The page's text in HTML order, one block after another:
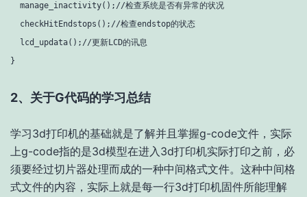
manage_inactivity();//检查系统是否有异常的状况
checkHitEndstops();//检查endstop的状态
lcd_updata();//更新LCD的讯息
2、关于G代码的学习总结
学习3d打印机的基础就是了解并且掌握g-code文件，实际
上g-code指的是3d模型在进入3d打印机实际打印之前，必
须要经过切片器处理而成的一种中间格式文件。这种中间格
式文件的内容，实际上就是每一行3d打印机固件所能理解